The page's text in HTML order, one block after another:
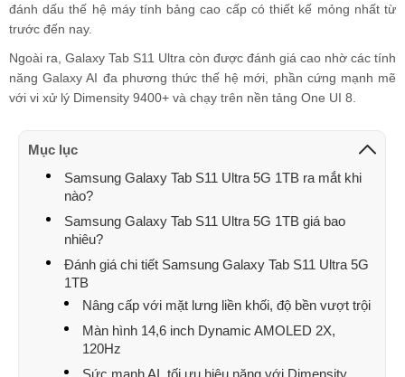
đánh dấu thế hệ máy tính bảng cao cấp có thiết kế mỏng nhất từ
trước đến nay.
Ngoài ra, Galaxy Tab S11 Ultra còn được đánh giá cao nhờ các tính
năng Galaxy AI đa phương thức thế hệ mới, phần cứng mạnh mẽ
với vi xử lý Dimensity 9400+ và chạy trên nền tảng One UI 8.
Mục lục
Samsung Galaxy Tab S11 Ultra 5G 1TB ra mắt khi
nào?
Samsung Galaxy Tab S11 Ultra 5G 1TB giá bao
nhiêu?
Đánh giá chi tiết Samsung Galaxy Tab S11 Ultra 5G
1TB
Nâng cấp với mặt lưng liền khối, độ bền vượt trội
Màn hình 14,6 inch Dynamic AMOLED 2X,
120Hz
Sức mạnh AI, tối ưu hiệu năng với Dimensity